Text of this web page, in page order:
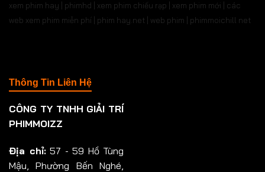
xem phim hay | phimhd | xem phim chiếu rạp | xem phim mới | các
web xem phim miễn phí | phim hay.net | web phim | phimmoichill net
Thông Tin Liên Hệ
CÔNG TY TNHH GIẢI TRÍ
PHIMMOIZZ
Địa chỉ:57 - 59 Hồ Tùng
Mậu, Phường Bến Nghé,